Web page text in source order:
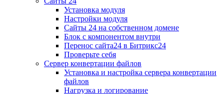
Установка модуля
Настройки модуля
Сайты 24 на собственном домене
Блок с компонентом внутри
Перенос сайта24 в Битрикс24
Проверьте себя
Сервер конвертации файлов
Установка и настройка сервера конвертации
файлов
Нагрузка и логирование